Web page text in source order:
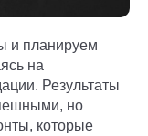
и планируем
на
Результаты
но
которые